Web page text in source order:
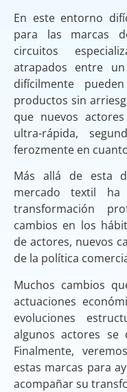
En este entorno
para las marcas
circuitos
atrapados entre
difícilmente
productos sin
que nuevos
ultra-rápida,
ferozmente en
Más allá de esta
mercado textil ha
transformación
cambios en los
de actores, nuevos
de la política
Muchos cambios
actuaciones
evoluciones
algunos actores se
Finalmente,
estas marcas para
acompañar su